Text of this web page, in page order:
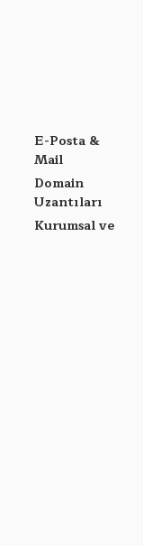
E-Posta &
Mail
Domain
Uzantıları
Kurumsal ve